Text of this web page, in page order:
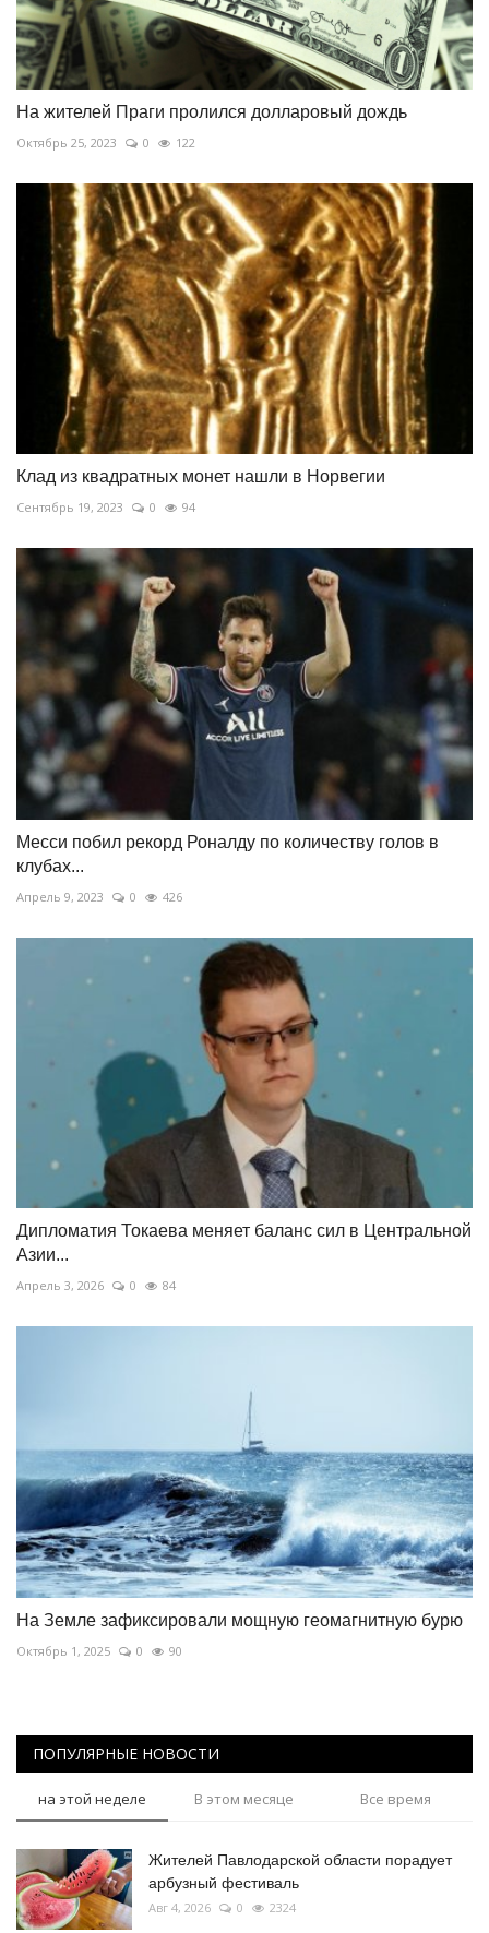
На жителей Праги пролился долларовый дождь
Октябрь 25, 2023 0 122
Клад из квадратных монет нашли в Норвегии
Сентябрь 19, 2023 0 94
Месси побил рекорд Роналду по количеству голов в
клубах...
Апрель 9, 2023 0 426
Дипломатия Токаева меняет баланс сил в Центральной
Азии...
Апрель 3, 2026 0 84
На Земле зафиксировали мощную геомагнитную бурю
Октябрь 1, 2025 0 90
ПОПУЛЯРНЫЕ НОВОСТИ
на этой неделе В этом месяце Все время
Жителей Павлодарской области порадует
арбузный фестиваль
Авг 4, 2026 0 2324